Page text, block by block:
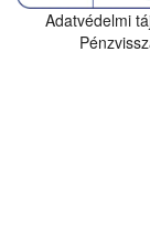
Adatvédelmi